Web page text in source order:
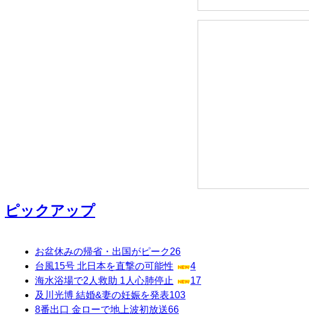
ピックアップ
お盆休みの帰省・出国がピーク26
台風15号 北日本を直撃の可能性
4
海水浴場で2人救助 1人心肺停止
17
及川光博 結婚&妻の妊娠を発表103
8番出口 金ローで地上波初放送66